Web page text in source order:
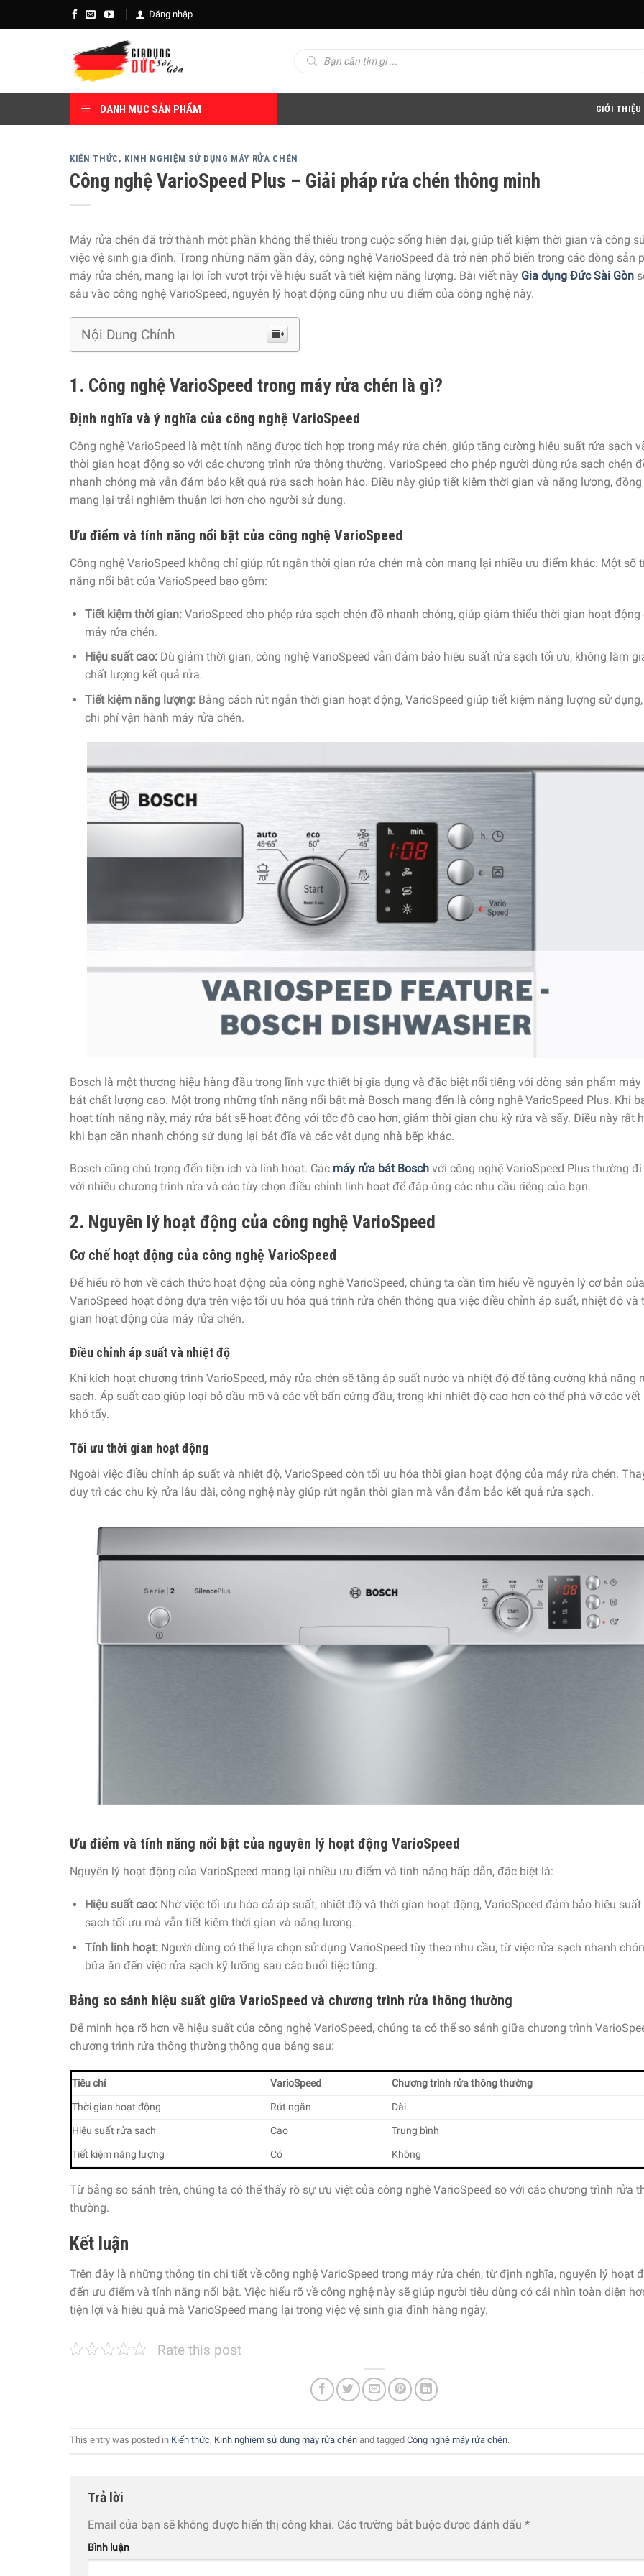
to
Đăng nhập
kiếm
DANH MỤC SẢN PHẨM GIỚI THIỆU
KIẾN THỨC , KINH NGHIỆM SỬ DỤNG MÁY RỬA CHÉN
Công nghệ VarioSpeed Plus – Giải pháp rửa chén thông minh
Máy rửa chén đã trở thành một phần không thể thiếu trong cuộc sống hiện đại, giúp tiết kiệm thời gian và công
việc vệ sinh gia đình. Trong những năm gần đây, công nghệ VarioSpeed đã trở nên phổ biến trong các dòng sản
máy rửa chén, mang lại lợi ích vượt trội về hiệu suất và tiết kiệm năng lượng. Bài viết này Gia dụng Đức Sài Gòn
sâu vào công nghệ VarioSpeed, nguyên lý hoạt động cũng như ưu điểm của công nghệ này.
Nội Dung Chính
1. Công nghệ VarioSpeed trong máy rửa chén là gì?
Định nghĩa và ý nghĩa của công nghệ VarioSpeed
Công nghệ VarioSpeed là một tính năng được tích hợp trong máy rửa chén, giúp tăng cường hiệu suất rửa sạch
thời gian hoạt động so với các chương trình rửa thông thường. VarioSpeed cho phép người dùng rửa sạch chén
nhanh chóng mà vẫn đảm bảo kết quả rửa sạch hoàn hảo. Điều này giúp tiết kiệm thời gian và năng lượng,
mang lại trải nghiệm thuận lợi hơn cho người sử dụng.
Ưu điểm và tính năng nổi bật của công nghệ VarioSpeed
Công nghệ VarioSpeed không chỉ giúp rút ngắn thời gian rửa chén mà còn mang lại nhiều ưu điểm khác. Một số
năng nổi bật của VarioSpeed bao gồm:
Tiết kiệm thời gian:VarioSpeed cho phép rửa sạch chén đồ nhanh chóng, giúp giảm thiểu thời gian hoạt động
máy rửa chén.
Hiệu suất cao:Dù giảm thời gian, công nghệ VarioSpeed vẫn đảm bảo hiệu suất rửa sạch tối ưu, không làm
chất lượng kết quả rửa.
Tiết kiệm năng lượng:Bằng cách rút ngắn thời gian hoạt động, VarioSpeed giúp tiết kiệm năng lượng sử
chi phí vận hành máy rửa chén.
Bosch là một thương hiệu hàng đầu trong lĩnh vực thiết bị gia dụng và đặc biệt nổi tiếng với dòng sản phẩm máy
bát chất lượng cao. Một trong những tính năng nổi bật mà Bosch mang đến là công nghệ VarioSpeed Plus. Khi
hoạt tính năng này, máy rửa bát sẽ hoạt động với tốc độ cao hơn, giảm thời gian chu kỳ rửa và sấy. Điều này rất
khi bạn cần nhanh chóng sử dụng lại bát đĩa và các vật dụng nhà bếp khác.
Bosch cũng chú trọng đến tiện ích và linh hoạt. Các máy rửa bát Bosch với công nghệ VarioSpeed Plus thường
với nhiều chương trình rửa và các tùy chọn điều chỉnh linh hoạt để đáp ứng các nhu cầu riêng của bạn.
2. Nguyên lý hoạt động của công nghệ VarioSpeed
Cơ chế hoạt động của công nghệ VarioSpeed
Để hiểu rõ hơn về cách thức hoạt động của công nghệ VarioSpeed, chúng ta cần tìm hiểu về nguyên lý cơ bản
VarioSpeed hoạt động dựa trên việc tối ưu hóa quá trình rửa chén thông qua việc điều chỉnh áp suất, nhiệt độ và
gian hoạt động của máy rửa chén.
Điều chỉnh áp suất và nhiệt độ
Khi kích hoạt chương trình VarioSpeed, máy rửa chén sẽ tăng áp suất nước và nhiệt độ để tăng cường khả năng
sạch. Áp suất cao giúp loại bỏ dầu mỡ và các vết bẩn cứng đầu, trong khi nhiệt độ cao hơn có thể phá vỡ các vết
khó tẩy.
Tối ưu thời gian hoạt động
Ngoài việc điều chỉnh áp suất và nhiệt độ, VarioSpeed còn tối ưu hóa thời gian hoạt động của máy rửa chén.
duy trì các chu kỳ rửa lâu dài, công nghệ này giúp rút ngắn thời gian mà vẫn đảm bảo kết quả rửa sạch.
Ưu điểm và tính năng nổi bật của nguyên lý hoạt động VarioSpeed
Nguyên lý hoạt động của VarioSpeed mang lại nhiều ưu điểm và tính năng hấp dẫn, đặc biệt là:
Hiệu suất cao:Nhờ việc tối ưu hóa cả áp suất, nhiệt độ và thời gian hoạt động, VarioSpeed đảm bảo hiệu suất
sạch tối ưu mà vẫn tiết kiệm thời gian và năng lượng.
Tính linh hoạt:Người dùng có thể lựa chọn sử dụng VarioSpeed tùy theo nhu cầu, từ việc rửa sạch nhanh
bữa ăn đến việc rửa sạch kỹ lưỡng sau các buổi tiệc tùng.
Bảng so sánh hiệu suất giữa VarioSpeed và chương trình rửa thông thường
Để minh họa rõ hơn về hiệu suất của công nghệ VarioSpeed, chúng ta có thể so sánh giữa chương trình
chương trình rửa thông thường thông qua bảng sau:
Tiêu chí VarioSpeed
Chương trình rửa thông thường
Thời gian hoạt động
Rút ngắn
Dài
Hiệu suất rửa sạch
Cao
Trung bình
Tiết kiệm năng lượng
Có Không
Từ bảng so sánh trên, chúng ta có thể thấy rõ sự ưu việt của công nghệ VarioSpeed so với các chương trình rửa
thường.
Kết luận
Trên đây là những thông tin chi tiết về công nghệ VarioSpeed trong máy rửa chén, từ định nghĩa, nguyên lý hoạt
đến ưu điểm và tính năng nổi bật. Việc hiểu rõ về công nghệ này sẽ giúp người tiêu dùng có cái nhìn toàn diện
tiện lợi và hiệu quả mà VarioSpeed mang lại trong việc vệ sinh gia đình hàng ngày.
Rate this post
This entry was posted in Kiến thức, Kinh nghiệm sử dụng máy rửa chén and tagged Công nghệ máy rửa chén.
Trả lời
Email của bạn sẽ không được hiển thị công khai. Các trường bắt buộc được đánh dấu *
Bình luận